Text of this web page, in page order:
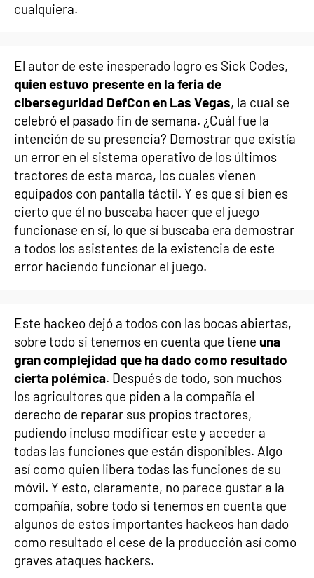
cualquiera.
El autor de este inesperado logro es Sick Codes,
quien estuvo presente en la feria de
ciberseguridad DefCon en Las Vegas, la cual se
celebró el pasado fin de semana. ¿Cuál fue la
intención de su presencia? Demostrar que existía
un error en el sistema operativo de los últimos
tractores de esta marca, los cuales vienen
equipados con pantalla táctil. Y es que si bien es
cierto que él no buscaba hacer que el juego
funcionase en sí, lo que sí buscaba era demostrar
a todos los asistentes de la existencia de este
error haciendo funcionar el juego.
Este hackeo dejó a todos con las bocas abiertas,
sobre todo si tenemos en cuenta que tiene una
gran complejidad que ha dado como resultado
cierta polémica. Después de todo, son muchos
los agricultores que piden a la compañía el
derecho de reparar sus propios tractores,
pudiendo incluso modificar este y acceder a
todas las funciones que están disponibles. Algo
así como quien libera todas las funciones de su
móvil. Y esto, claramente, no parece gustar a la
compañía, sobre todo si tenemos en cuenta que
algunos de estos importantes hackeos han dado
como resultado el cese de la producción así como
graves ataques hackers.